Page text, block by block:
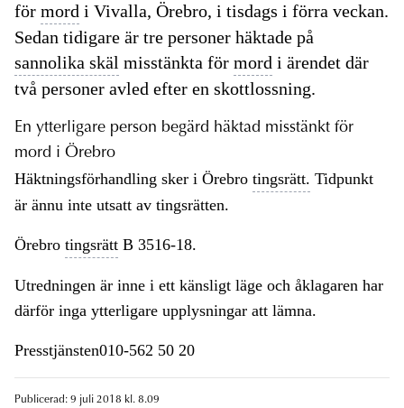
för mord i Vivalla, Örebro, i tisdags i förra veckan.
Sedan tidigare är tre personer häktade på
sannolika skäl misstänkta för mord i ärendet där
två personer avled efter en skottlossning.
En ytterligare person begärd häktad misstänkt för
mord i Örebro
Häktningsförhandling sker i Örebro tingsrätt. Tidpunkt
är ännu inte utsatt av tingsrätten.
Örebro tingsrätt B 3516-18.
Utredningen är inne i ett känsligt läge och åklagaren har
därför inga ytterligare upplysningar att lämna.
Presstjänsten010-562 50 20
Publicerad: 9 juli 2018 kl. 8.09